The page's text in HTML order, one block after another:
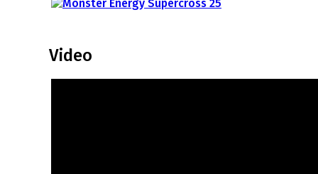
Video